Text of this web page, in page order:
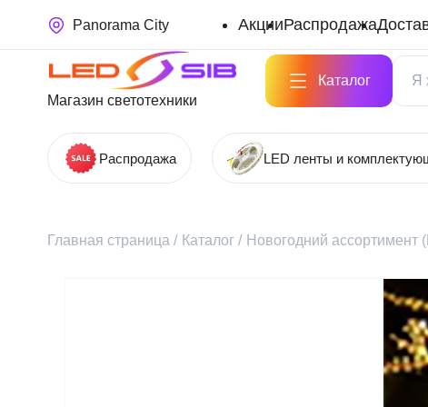
Panorama City АкцииРаспродажа
Магазин светотехники
Каталог
Распродажа LED ленты и
Главная страница / Каталог / Новогодний ассортимент